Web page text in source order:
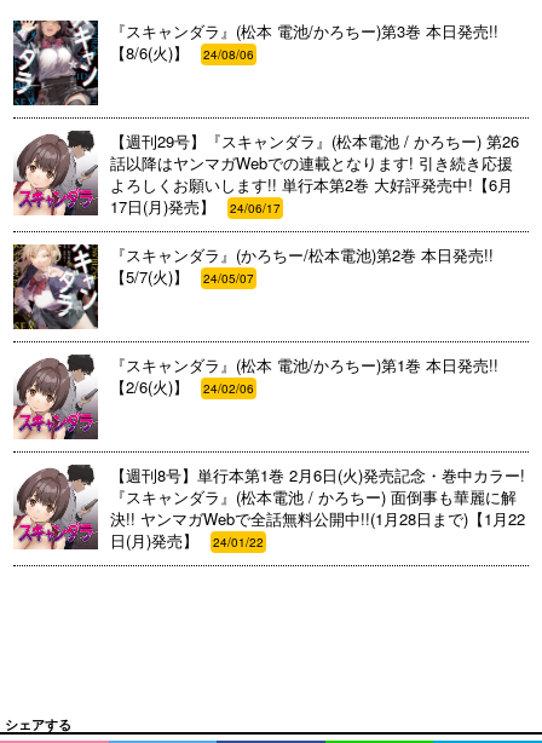
『スキャンダラ』(松本 電池/かろちー)第3巻 本日発売!!
【8/6(火)】
24/08/06
【週刊29号】『スキャンダラ』(松本電池 / かろちー) 第26
話以降はヤンマガWebでの連載となります! 引き続き応援
よろしくお願いします!! 単行本第2巻 大好評発売中!【6月
17日(月)発売】
24/06/17
『スキャンダラ』(かろちー/松本電池)第2巻 本日発売!!
【5/7(火)】
24/05/07
『スキャンダラ』(松本 電池/かろちー)第1巻 本日発売!!
【2/6(火)】
24/02/06
【週刊8号】単行本第1巻 2月6日(火)発売記念・巻中カラー!
『スキャンダラ』(松本電池 / かろちー) 面倒事も華麗に解
決!! ヤンマガWebで全話無料公開中!!(1月28日まで)【1月22
日(月)発売】
24/01/22
シェアする